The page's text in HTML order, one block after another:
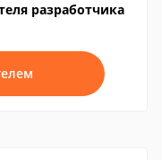
разработчика